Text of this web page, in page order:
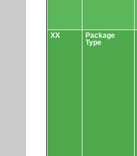
XX
Package
Type